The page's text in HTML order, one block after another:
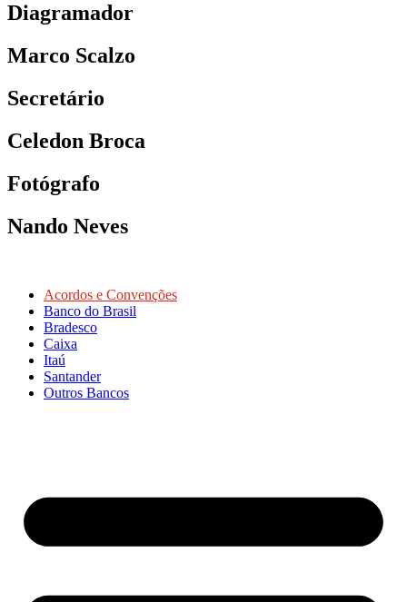
Diagramador
Marco Scalzo
Secretário
Celedon Broca
Fotógrafo
Nando Neves
Acordos e Convenções
Banco do Brasil
Bradesco
Caixa
Itaú
Santander
Outros Bancos